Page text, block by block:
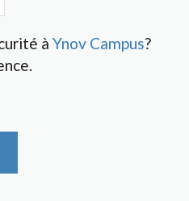
à Ynov Campus?